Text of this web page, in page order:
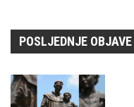
POSLJEDNJE OBJAVE